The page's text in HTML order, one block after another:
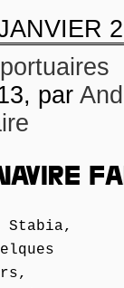
par
Stabia,